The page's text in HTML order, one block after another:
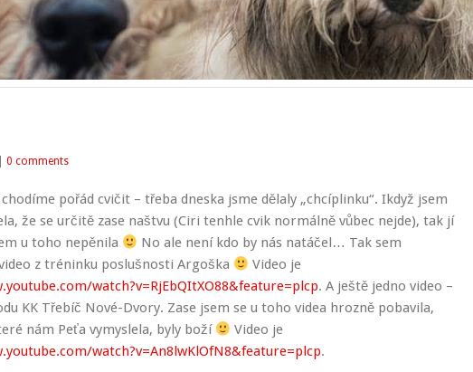
0 comments
pořád cvičit – třeba dneska jsme dělaly „chcíplinku“. Ikdyž jsem
že se určitě zase naštvu (Ciri tenhle cvik normálně vůbec nejde), tak jí
u toho nepěnila
No ale není kdo by nás natáčel… Tak sem
z tréninku poslušnosti Argoška
Video je
watch?v=RjEbQItXO88&feature=plcp. A ještě jedno video –
KK Třebíč Nové-Dvory. Zase jsem se u toho videa hrozně pobavila,
nám Peťa vymyslela, byly boží
Video je
watch?v=An8lwKlOfN8&feature=plcp.